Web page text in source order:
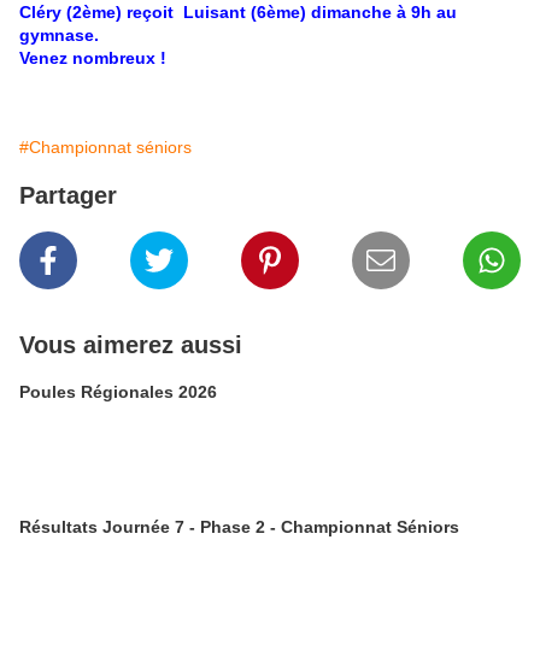
Cléry (2ème) reçoit Luisant (6ème) dimanche à 9h au
gymnase.
Venez nombreux !
#Championnat séniors
Partager
Vous aimerez aussi
Poules Régionales 2026
Résultats Journée 7 - Phase 2 - Championnat Séniors